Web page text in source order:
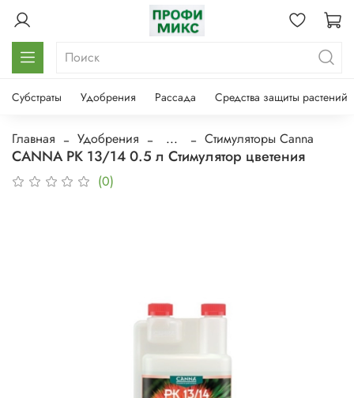
Субстраты Удобрения Рассада Средства защиты растений
Главная Удобрения ... Стимуляторы Canna
CANNA PK 13/14 0.5 л Стимулятор цветения
(0)